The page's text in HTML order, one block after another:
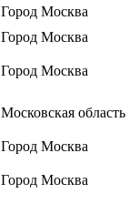
Город Москва
Город Москва
Город Москва
Московская область
Город Москва
Город Москва